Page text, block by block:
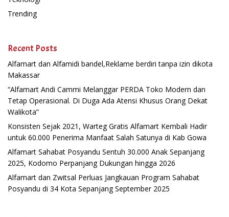
Trending
Recent Posts
Alfamart dan Alfamidi bandel,Reklame berdiri tanpa izin dikota
Makassar
“Alfamart Andi Cammi Melanggar PERDA Toko Modern dan
Tetap Operasional. Di Duga Ada Atensi Khusus Orang Dekat
Walikota”
Konsisten Sejak 2021, Warteg Gratis Alfamart Kembali Hadir
untuk 60.000 Penerima Manfaat Salah Satunya di Kab Gowa
Alfamart Sahabat Posyandu Sentuh 30.000 Anak Sepanjang
2025, Kodomo Perpanjang Dukungan hingga 2026
Alfamart dan Zwitsal Perluas Jangkauan Program Sahabat
Posyandu di 34 Kota Sepanjang September 2025